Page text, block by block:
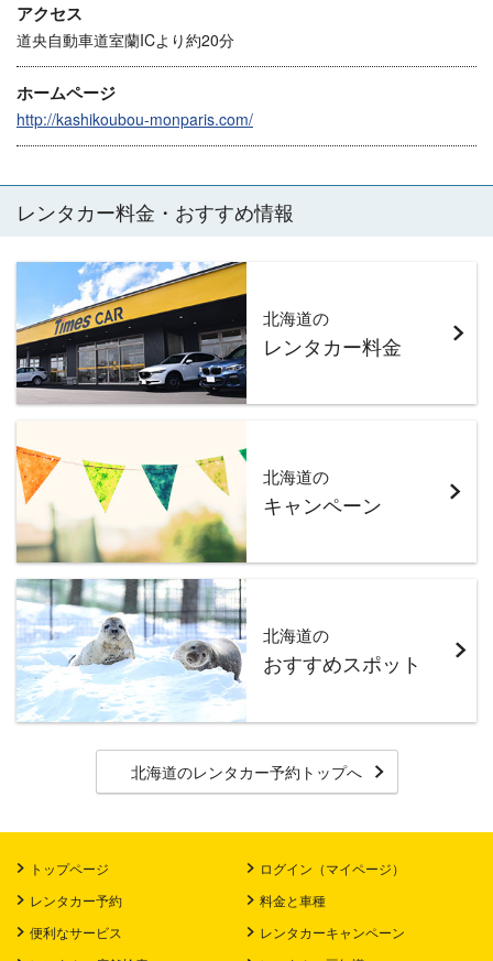
アクセス
道央自動車道室蘭ICより約20分
ホームページ
http://kashikoubou-monparis.com/
レンタカー料金・おすすめ情報
北海道の
レンタカー料金
北海道の
キャンペーン
北海道の
おすすめスポット
北海道のレンタカー予約トップへ
トップページ
ログイン（マイページ）
レンタカー予約
料金と車種
便利なサービス
レンタカーキャンペーン